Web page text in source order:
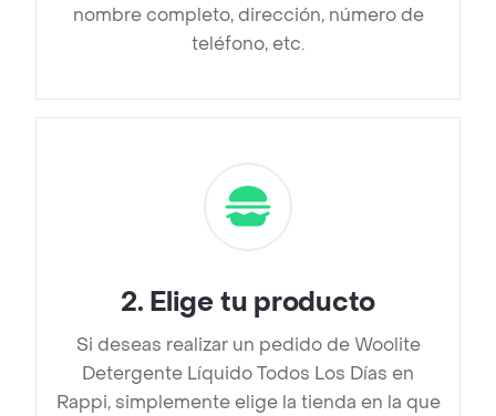
nombre completo, dirección, número de
teléfono, etc.
2. Elige tu producto
Si deseas realizar un pedido de Woolite
Detergente Líquido Todos Los Días en
Rappi, simplemente elige la tienda en la que